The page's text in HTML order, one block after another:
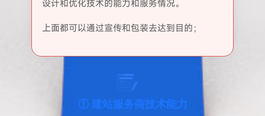
设计和优化技术的能力和服务情况。
上面都可以通过宣传和包装去达到目的；
① 建站服务商技术能力